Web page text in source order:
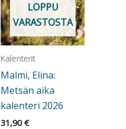
LOPPU
VARASTOSTA
Kalenterit
Malmi, Elina:
Metsän aika
kalenteri 2026
31,90€